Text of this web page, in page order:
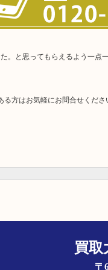
と思ってもらえるよう一点
方はお気軽にお問合せくださ
買
〒